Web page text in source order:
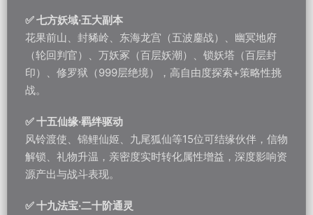
✅ 七方妖域·五大副本
花果前山、封豨岭、东海龙宫（五波鏖战）、幽冥地府
（轮回判官）、万妖冢（百层妖潮）、锁妖塔（百层封
印）、修罗狱（999层绝境），高自由度探索+策略性挑
战。
✅ 十五仙缘·羁绊驱动
风铃渡使、锦鲤仙姬、九尾狐仙等15位可结缘伙伴，信物
解锁、礼物升温，亲密度实时转化属性增益，深度影响资
源产出与战斗表现。
✅ 十九法宝·二十阶通灵